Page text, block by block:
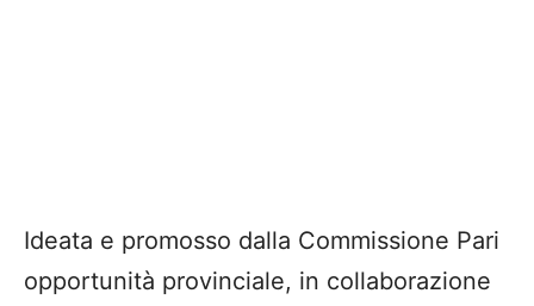
Ideata e promosso dalla Commissione Pari
opportunità provinciale, in collaborazione